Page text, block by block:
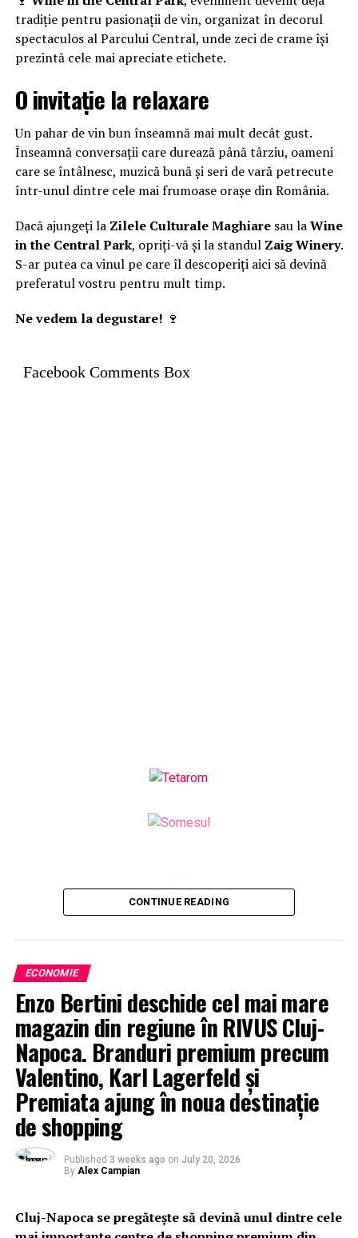
tradiție pentru pasionații de vin, organizat în decorul
spectaculos al Parcului Central, unde zeci de crame își
prezintă cele mai apreciate etichete.
O invitație la relaxare
Un pahar de vin bun înseamnă mai mult decât gust.
Înseamnă conversații care durează până târziu, oameni
care se întâlnesc, muzică bună și seri de vară petrecute
într-unul dintre cele mai frumoase orașe din România.
Dacă ajungeți la Zilele Culturale Maghiaresau laWine
in the Central Park, opriți-vă și la standul Zaig Winery.
S-ar putea ca vinul pe care îl descoperiți aici să devină
preferatul vostru pentru mult timp.
Ne vedem la degustare! 🍷
Facebook Comments Box
CONTINUE READING
ECONOMIE
Enzo Bertini deschide cel mai mare
magazin din regiune în RIVUS Cluj-
Napoca. Branduri premium precum
Valentino, Karl Lagerfeld și
Premiata ajung în noua destinație
de shopping
Published 3 weeks ago on July 20, 2026
By Alex Campian
Cluj-Napoca se pregătește să devină unul dintre cele